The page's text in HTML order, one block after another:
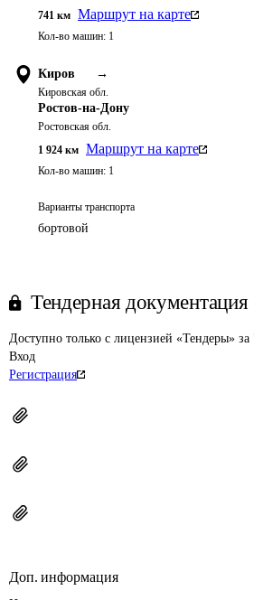
741 км Маршрут на карте
Кол-во машин: 1
Киров →
Кировская обл.
Ростов-на-Дону
Ростовская обл.
1 924 км Маршрут на карте
Кол-во машин: 1
Варианты транспорта
бортовой
Тендерная документация
Доступно только с лицензией «Тендеры»
Вход
Регистрация
Доп. информация